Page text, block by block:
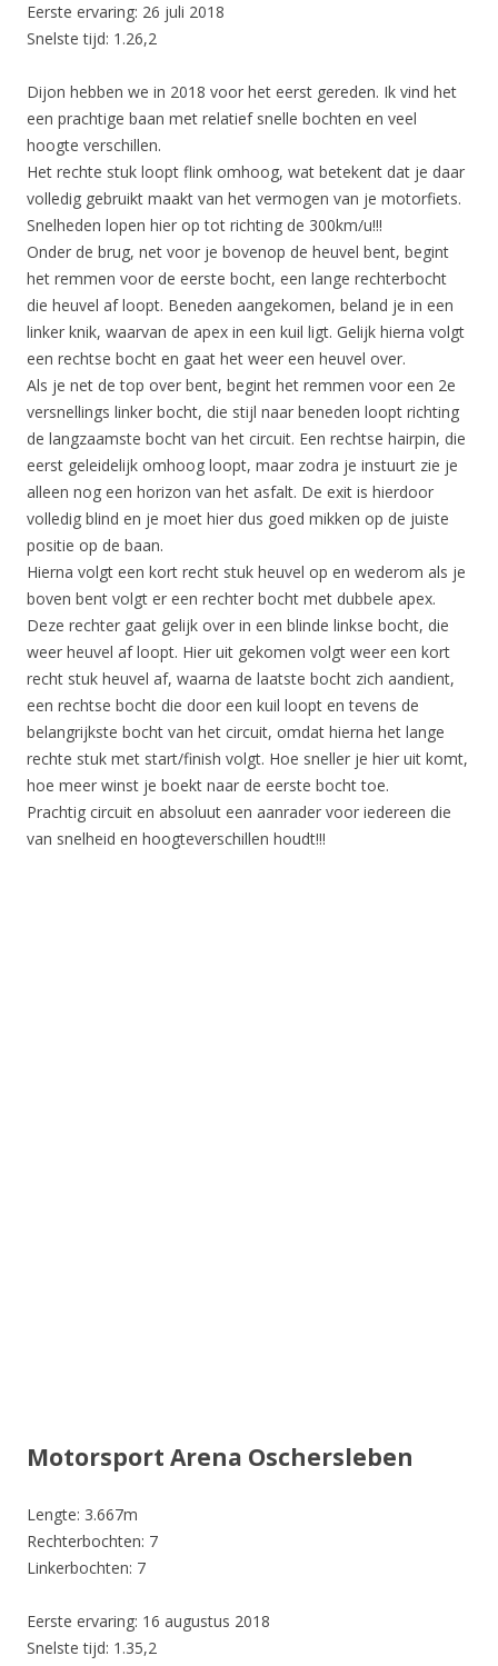
Eerste ervaring: 26 juli 2018
Snelste tijd: 1.26,2
Dijon hebben we in 2018 voor het eerst gereden. Ik vind het
een prachtige baan met relatief snelle bochten en veel
hoogte verschillen.
Het rechte stuk loopt flink omhoog, wat betekent dat je daar
volledig gebruikt maakt van het vermogen van je motorfiets.
Snelheden lopen hier op tot richting de 300km/u!!!
Onder de brug, net voor je bovenop de heuvel bent, begint
het remmen voor de eerste bocht, een lange rechterbocht
die heuvel af loopt. Beneden aangekomen, beland je in een
linker knik, waarvan de apex in een kuil ligt. Gelijk hierna volgt
een rechtse bocht en gaat het weer een heuvel over.
Als je net de top over bent, begint het remmen voor een 2e
versnellings linker bocht, die stijl naar beneden loopt richting
de langzaamste bocht van het circuit. Een rechtse hairpin, die
eerst geleidelijk omhoog loopt, maar zodra je instuurt zie je
alleen nog een horizon van het asfalt. De exit is hierdoor
volledig blind en je moet hier dus goed mikken op de juiste
positie op de baan.
Hierna volgt een kort recht stuk heuvel op en wederom als je
boven bent volgt er een rechter bocht met dubbele apex.
Deze rechter gaat gelijk over in een blinde linkse bocht, die
weer heuvel af loopt. Hier uit gekomen volgt weer een kort
recht stuk heuvel af, waarna de laatste bocht zich aandient,
een rechtse bocht die door een kuil loopt en tevens de
belangrijkste bocht van het circuit, omdat hierna het lange
rechte stuk met start/finish volgt. Hoe sneller je hier uit komt,
hoe meer winst je boekt naar de eerste bocht toe.
Prachtig circuit en absoluut een aanrader voor iedereen die
van snelheid en hoogteverschillen houdt!!!
Motorsport Arena Oschersleben
Lengte: 3.667m
Rechterbochten: 7
Linkerbochten: 7
Eerste ervaring: 16 augustus 2018
Snelste tijd: 1.35,2